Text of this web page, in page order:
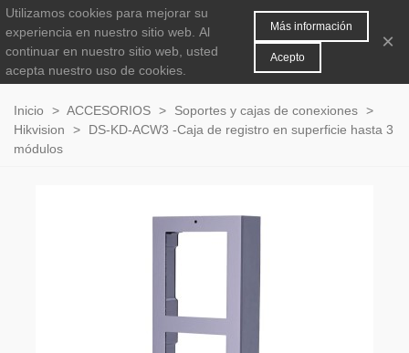
0
Inicio > ACCESORIOS > Soportes y cajas de conexiones >
Hikvision
>
DS-KD-ACW3 -Caja de registro en superficie hasta 3
módulos
Utilizamos cookies para mejorar su
experiencia en nuestro sitio web. Al
continuar en nuestro sitio web, usted
acepta nuestro uso de cookies.
Más información
Acepto
×